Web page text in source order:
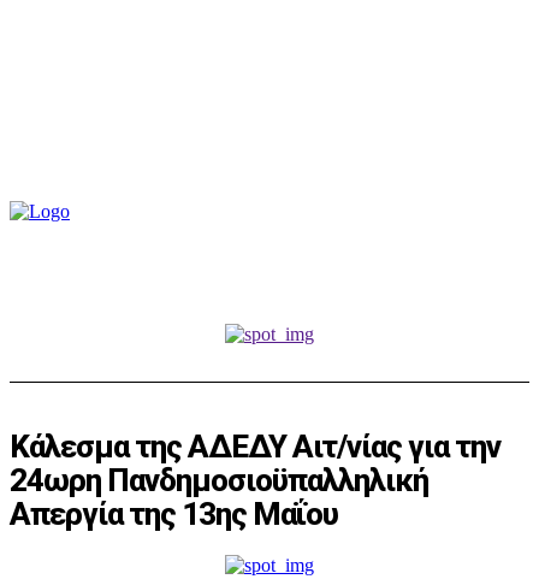
Κάλεσμα της ΑΔΕΔΥ Αιτ/νίας για την
24ωρη Πανδημοσιοϋπαλληλική
Απεργία της 13ης Μαΐου